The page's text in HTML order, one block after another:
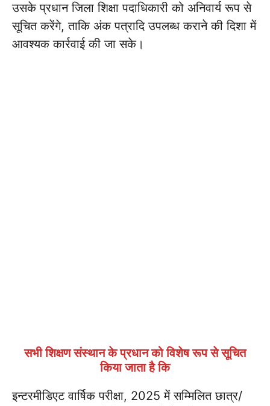
उसके प्रधान जिला शिक्षा पदाधिकारी को अनिवार्य रूप से
सूचित करेंगे, ताकि अंक पत्रादि उपलब्ध कराने की दिशा में
आवश्यक कार्रवाई की जा सके।
सभी शिक्षण संस्थान के प्रधान को विशेष रूप से सूचित
किया जाता है कि
इन्टरमीडिएट वार्षिक परीक्षा, 2025 में सम्मिलित छात्र/